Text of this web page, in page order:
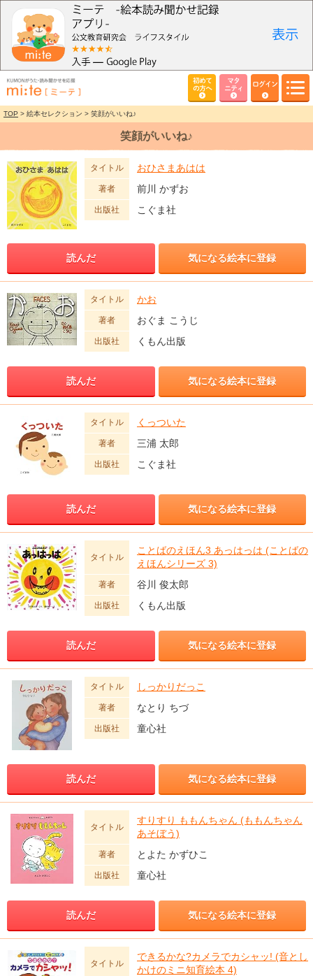
初めて
の方へ
マタ
ニティ
ログイン
TOP > 絵本セレクション > 笑顔がいいね♪
笑顔がいいね♪
タイトル おひさまあはは
著者 前川 かずお
出版社 こぐま社
読んだ 気になる絵本に登録
タイトル かお
著者 おぐま こうじ
出版社 くもん出版
読んだ 気になる絵本に登録
タイトル くっついた
著者 三浦 太郎
出版社 こぐま社
読んだ 気になる絵本に登録
タイトル
ことばのえほん3 あっはっは (ことばの
えほんシリーズ 3)
著者 谷川 俊太郎
出版社 くもん出版
読んだ 気になる絵本に登録
タイトル しっかりだっこ
著者 なとり ちづ
出版社 童心社
読んだ 気になる絵本に登録
タイトル
すりすり ももんちゃん (ももんちゃん
あそぼう)
著者 とよた かずひこ
出版社 童心社
読んだ 気になる絵本に登録
タイトル
できるかな?カメラでカシャッ! (音とし
かけのミニ知育絵本 4)